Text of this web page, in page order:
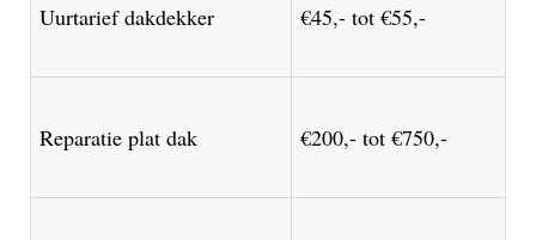
Uurtarief dakdekker €45,- tot €55,-
Reparatie plat dak €200,- tot €750,-